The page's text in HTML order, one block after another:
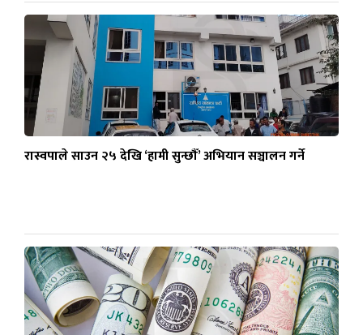
रास्वपाले साउन २५ देखि ‘हामी सुन्छौँ’ अभियान सञ्चालन गर्ने